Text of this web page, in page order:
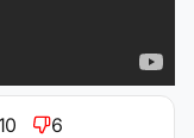
10 6